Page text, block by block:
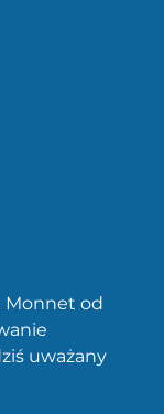
Monnet od
uważany